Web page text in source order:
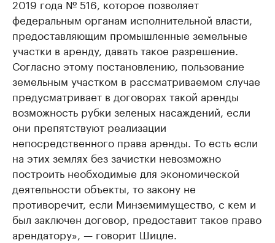
2019 года № 516, которое позволяет
федеральным органам исполнительной власти,
предоставляющим промышленные земельные
участки в аренду, давать такое разрешение.
Согласно этому постановлению, пользование
земельным участком в рассматриваемом случае
предусматривает в договорах такой аренды
возможность рубки зеленых насаждений, если
они препятствуют реализации
непосредственного права аренды. То есть если
на этих землях без зачистки невозможно
построить необходимые для экономической
деятельности объекты, то закону не
противоречит, если Минземимущество, с кем и
был заключен договор, предоставит такое право
арендатору», — говорит Шицле.